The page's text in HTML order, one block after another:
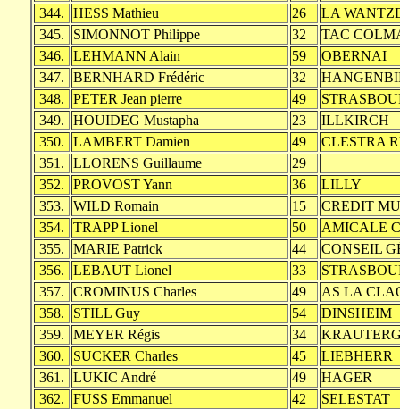
344.
HESS Mathieu 26
LA
345.
SIMONNOT Philippe 32
TAC
346.
LEHMANN Alain 59
OBERNAI
347.
BERNHARD Frédéric 32
348.
PETER Jean pierre 49
349.
HOUIDEG Mustapha 23
ILLKIRCH
350.
LAMBERT Damien 49
CLESTRA
351.
LLORENS Guillaume
29
352.
PROVOST Yann 36
LILLY
353.
WILD Romain 15
CREDIT
354.
TRAPP Lionel 50
AMICALE
355.
MARIE Patrick 44
CONSEIL
356.
LEBAUT Lionel 33
357.
CROMINUS Charles 49
AS LA
358.
STILL Guy 54
DINSHEIM
359.
MEYER Régis 34
360.
SUCKER Charles 45
LIEBHERR
361.
LUKIC André 49
HAGER
362.
FUSS Emmanuel 42
SELESTAT